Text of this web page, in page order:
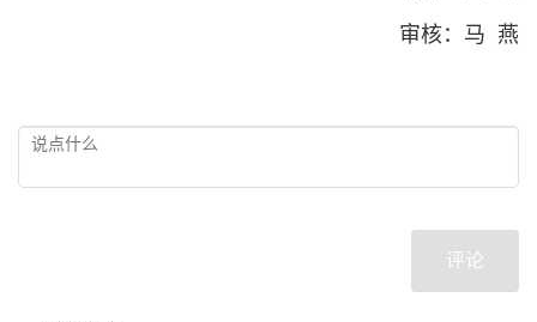
审核：马 燕
评论